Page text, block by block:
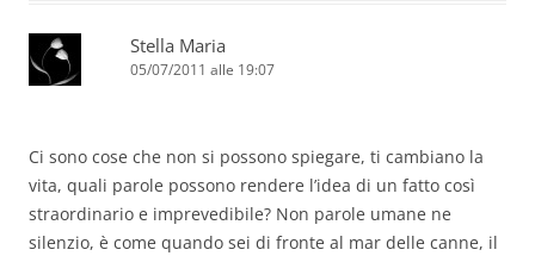
Stella Maria
05/07/2011 alle 19:07
Ci sono cose che non si possono spiegare, ti cambiano la
vita, quali parole possono rendere l’idea di un fatto così
straordinario e imprevedibile? Non parole umane ne
silenzio, è come quando sei di fronte al mar delle canne, il